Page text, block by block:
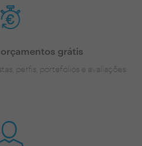
orçamentos grátis
perfis, portefólios e avaliações.